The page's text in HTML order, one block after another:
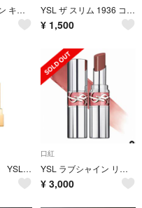
YSL ラブシャイン キャンディ グロウバーム 3B YSL ザ スリム 1936 コレクター
¥ 1,500
【新品・未使用】 YSL ルージュ ピュールクチュール No.156
口紅
YSL ラブシャイン リップスティック 205
¥ 3,000